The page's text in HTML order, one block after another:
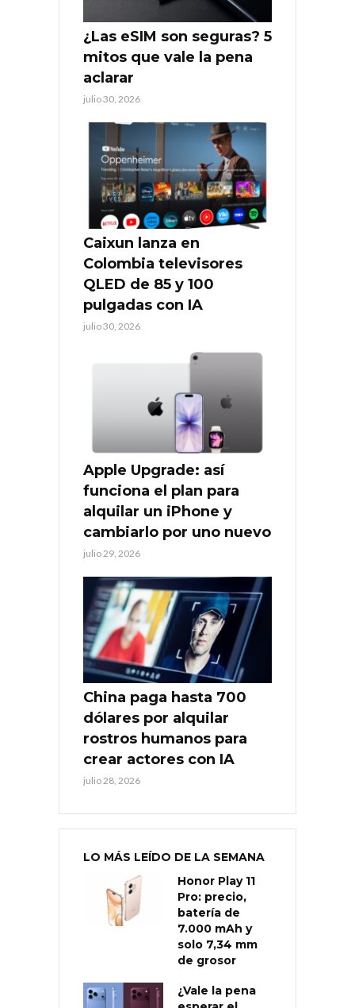
¿Las eSIM son seguras? 5
mitos que vale la pena
aclarar
julio 30, 2026
Caixun lanza en
Colombia televisores
QLED de 85 y 100
pulgadas con IA
julio 30, 2026
Apple Upgrade: así
funciona el plan para
alquilar un iPhone y
cambiarlo por uno nuevo
julio 29, 2026
China paga hasta 700
dólares por alquilar
rostros humanos para
crear actores con IA
julio 28, 2026
LO MÁS LEÍDO DE LA SEMANA
Honor Play 11
Pro: precio,
batería de
7.000 mAh y
solo 7,34 mm
de grosor
¿Vale la pena